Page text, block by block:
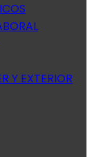
Y EXTERIOR